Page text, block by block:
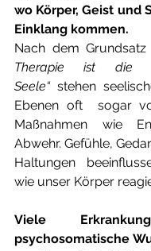
wo Körper, Geist und
Einklang kommen.
Nach dem Grundsatz
Therapie ist die
Seele“ stehen
Ebenen oft  sogar
Maßnahmen wie
Abwehr. Gefühle,
Haltungen
wie unser Körper
Viele
psychosomatische